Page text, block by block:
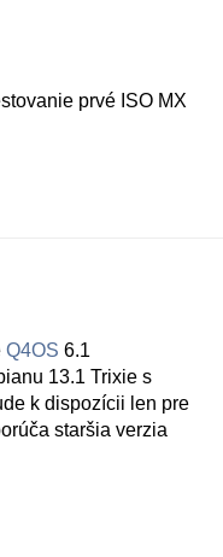
prvé ISO MX
Q4OS 6.1
13.1 Trixie s
k dispozícii len pre
staršia verzia